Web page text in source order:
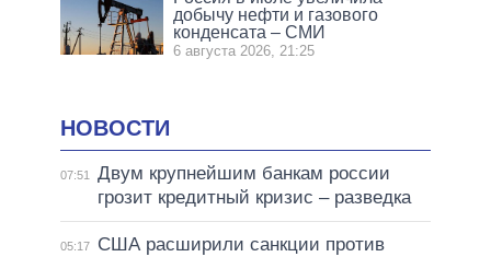
добычу нефти и газового
конденсата – СМИ
6 августа 2026, 21:25
НОВОСТИ
07:51
Двум крупнейшим банкам россии
грозит кредитный кризис – разведка
05:17
США расширили санкции против